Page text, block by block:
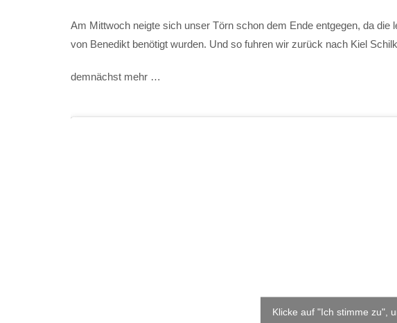
Am Mittwoch neigte sich unser Törn schon dem Ende entgegen, da die
von Benedikt benötigt wurden. Und so fuhren wir zurück nach Kiel
demnächst mehr …
Klicke auf "Ich stimme zu",